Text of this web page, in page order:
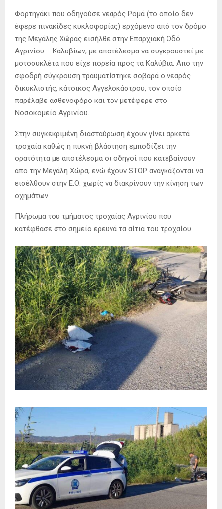
Φορτηγάκι που οδηγούσε νεαρός Ρομά (το οποίο δεν
έφερε πινακίδες κυκλοφορίας) ερχόμενο από τον δρόμο
της Μεγάλης Χώρας εισήλθε στην Επαρχιακή Οδό
Αγρινίου – Καλυβίων, με αποτέλεσμα να συγκρουστεί με
μοτοσυκλέτα που είχε πορεία προς τα Καλύβια. Απο την
σφοδρή σύγκρουση τραυματίστηκε σοβαρά ο νεαρός
δικυκλιστής, κάτοικος Αγγελοκάστρου, τον οποίο
παρέλαβε ασθενοφόρο και τον μετέφερε στο
Νοσοκομείο Αγρινίου.
Στην συγκεκριμένη διασταύρωση έχουν γίνει αρκετά
τροχαία καθώς η πυκνή βλάστηση εμποδίζει την
ορατότητα με αποτέλεσμα οι οδηγοί που κατεβαίνουν
απο την Μεγάλη Χώρα, ενώ έχουν STOP αναγκάζονται να
εισέλθουν στην Ε.Ο. χωρίς να διακρίνουν την κίνηση των
οχημάτων.
Πλήρωμα του τμήματος τροχαίας Αγρινίου που
κατέφθασε στο σημείο ερευνά τα αίτια του τροχαίου.